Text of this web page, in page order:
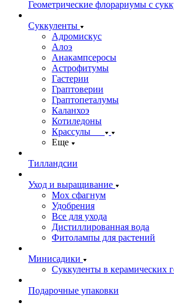
Геометрические флорариумы с
Суккуленты
Адромискус
Алоэ
Анакампсеросы
Астрофитумы
Гастерии
Граптоверии
Граптопеталумы
Каланхоэ
Котиледоны
Крассулы
Еще
Тилландсии
Уход и выращивание
Мох сфагнум
Удобрения
Все для ухода
Дистиллированная вода
Фитолампы для растений
Минисадики
Суккуленты в керамических
Подарочные упаковки